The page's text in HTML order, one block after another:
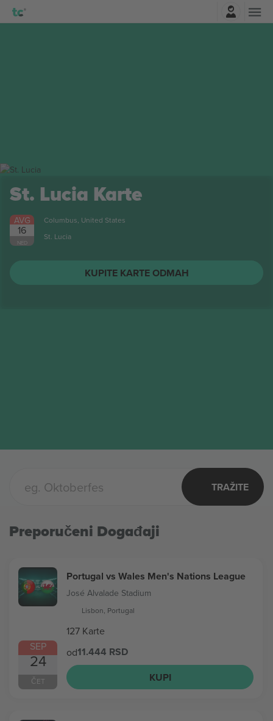
TRAŽITE
Preporučeni Događaji
SEP
24
ČET
Portugal vs Wales Men's Nations League
José Alvalade Stadium
Lisbon, Portugal
127 Karte
od11.444 RSD
KUPI